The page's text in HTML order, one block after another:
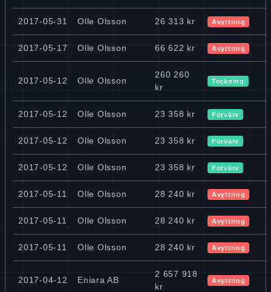
2017-05-31 Olle Olsson 26 313 kr Avyttring
2017-05-17 Olle Olsson 66 622 kr Avyttring
2017-05-12 Olle Olsson
260 260
kr
Teckning
2017-05-12 Olle Olsson 23 358 kr Förvärv
2017-05-12 Olle Olsson 23 358 kr Förvärv
2017-05-12 Olle Olsson 23 358 kr Förvärv
2017-05-11 Olle Olsson 28 240 kr Avyttring
2017-05-11 Olle Olsson 28 240 kr Avyttring
2017-05-11 Olle Olsson 28 240 kr Avyttring
2017-04-12 Eniara AB
2 657 918
kr
Avyttring